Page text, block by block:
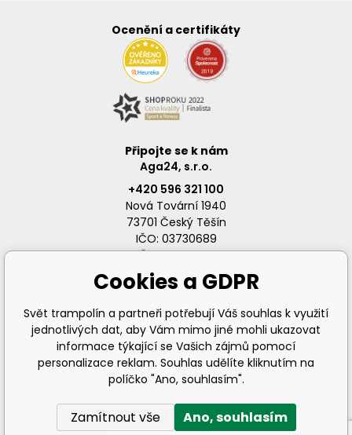
Ocenění a certifikáty
Připojte se k nám
Aga24, s.r.o.
+420 596 321 100
Nová Tovární 1940
73701 Český Těšín
IČO: 03730689
DIČ: CZ03730689
info@svet-trampolin.cz
Cookies a GDPR
Svět trampolín a partneři potřebují Váš souhlas k využití
jednotlivých dat, aby Vám mimo jiné mohli ukazovat
informace týkající se Vašich zájmů pomocí
personalizace reklam. Souhlas udělíte kliknutím na
políčko "Ano, souhlasím".
Zamítnout vše Ano, souhlasím